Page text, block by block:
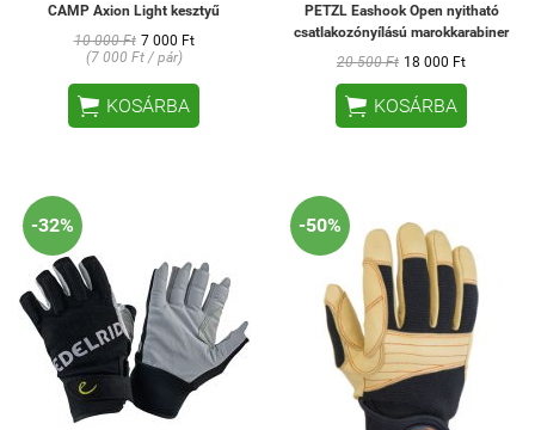
CAMP Axion Light kesztyű
10 000 Ft 7 000 Ft
(7 000 Ft / pár)
 KOSÁRBA
PETZL Eashook Open nyitható
csatlakozónyílású marokkarabiner
20 500 Ft 18 000 Ft
 KOSÁRBA
-32% -50%